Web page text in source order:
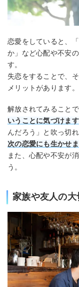
恋愛をしていると、
か」など心配や不安
す。
失恋をすることで、
メリットがあります。
解放されてみること
いうことに気づけます
んだろう」と吹っ切
次の恋愛にも生かせ
また、心配や不安が
う。
家族や友人の